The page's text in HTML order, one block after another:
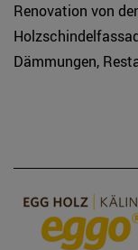
Renovation von
Dämmungen,